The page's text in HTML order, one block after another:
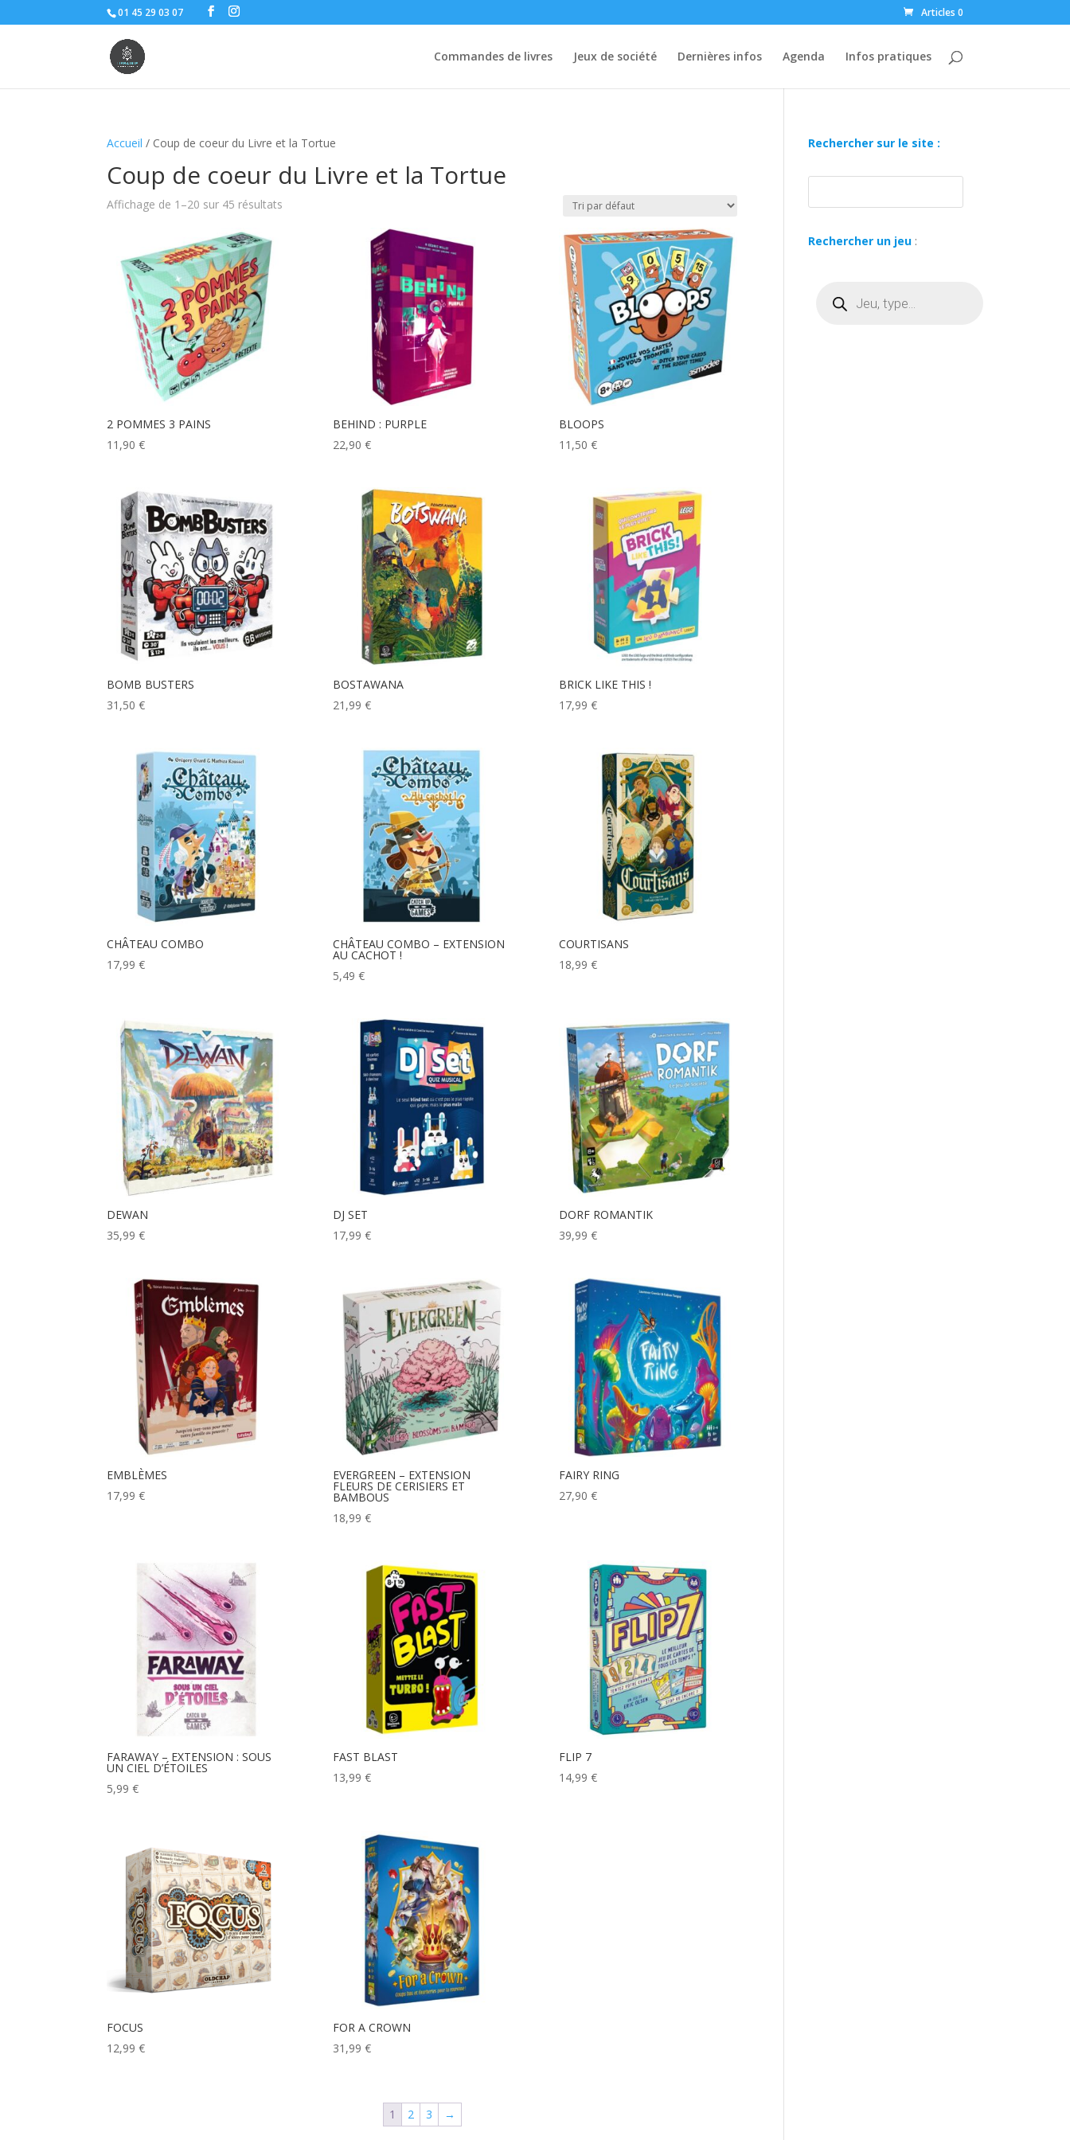
01 45 29 03 07 Articles 0
Commandes de livres Jeux de société Dernières infos Agenda Infos pratiques
Accueil / Coup de coeur du Livre et la Tortue
Coup de coeur du Livre et la Tortue
Affichage de 1–20 sur 45 résultats
2 POMMES 3 PAINS
11,90€
BEHIND : PURPLE
22,90 €
BLOOPS
11,50 €
BOMB BUSTERS
31,50€
BOSTAWANA
21,99 €
BRICK LIKE THIS !
17,99 €
CHÂTEAU COMBO
17,99€
CHÂTEAU COMBO – EXTENSION
AU CACHOT !
5,49 €
COURTISANS
18,99 €
DEWAN
35,99€
DJ SET
17,99 €
DORF ROMANTIK
39,99 €
EMBLÈMES
17,99€
EVERGREEN – EXTENSION
FLEURS DE CERISIERS ET
BAMBOUS
18,99 €
FAIRY RING
27,90 €
FARAWAY – EXTENSION : SOUS
UN CIEL D’ÉTOILES
5,99€
FAST BLAST
13,99 €
FLIP 7
14,99 €
FOCUS
12,99€
FOR A CROWN
31,99 €
1 2 3 →
Rechercher sur le site :
Rechercher un jeu :
produits